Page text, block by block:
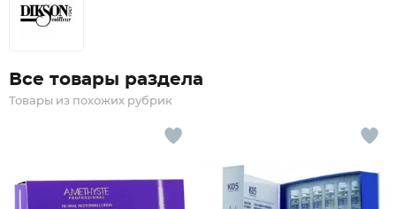
Все товары раздела
Товары из похожих рубрик